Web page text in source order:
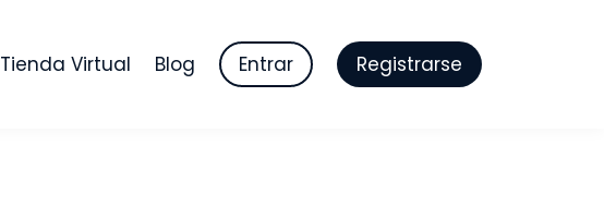
Tienda Virtual Blog Entrar Registrarse